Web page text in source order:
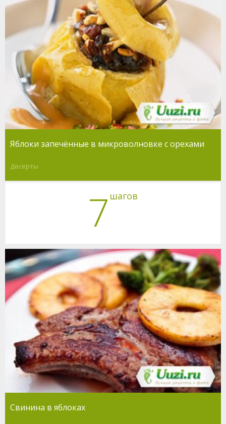
Яблоки запечённые в микроволновке с орехами
Десерты
7 шагов
Свинина в яблоках